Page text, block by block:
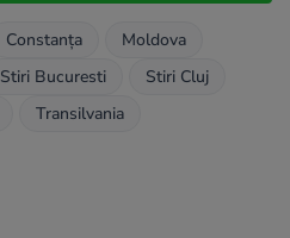
Constanța
Moldova
Stiri Bucuresti
Stiri Cluj
Transilvania